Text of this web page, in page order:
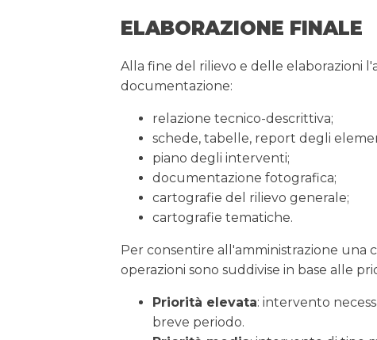
ELABORAZIONE FINALE
Alla fine del rilievo e delle elaborazioni
documentazione:
relazione tecnico-descrittiva;
schede, tabelle, report degli
piano degli interventi;
documentazione fotografica;
cartografie del rilievo generale;
cartografie tematiche.
Per consentire all'amministrazione
operazioni sono suddivise in base alle
Priorità elevata: intervento
breve periodo.